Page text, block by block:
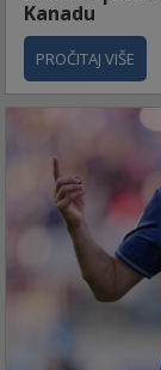
Kanadu
PROČITAJ VIŠE